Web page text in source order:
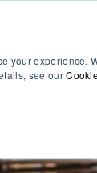
see our